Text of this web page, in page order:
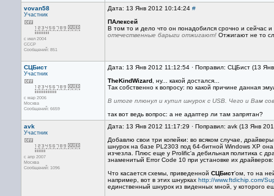
vovan58
Участник
с июл 2004
СССР
Сообщений: 851
Дата: 13 Янв 2012 10:14:24 #
ПАлексей
В том то и дело что он понадобился срочно и сейчас
отечественные барыги отжигают! Отжигают не то
СЦБист
Участник
с мар 2006
Москва
Сообщений: 6659
Дата: 13 Янв 2012 11:12:54 · Поправил: СЦБист (13
TheKindWizard , ну... какой достался...
Так собственно к вопросу: по какой причине данная
В итоге плюнул и купил шнурок с USB. Чего и Вам
так вот ведь вопрос: а не адаптер ли там запрятан?
avk
Участник
с апр 2007
Москва
Сообщений: 1096
Дата: 13 Янв 2012 11:17:29 · Поправил: avk (13 Янв
Добавлю свои три копейки: во всяком случае,
шнурок на базе PL2303 под 64-битной Windows XP
изчезла. Плюс еще у Prolific'а дебильная политика с
знаменитый Error Code 10 при установке их
Что касается схемы, приведенной СЦБист'ом, то на
например, вот в этих шнурках http://www.ftdichip.com/
единственный шнурок из виденных мной, у которого